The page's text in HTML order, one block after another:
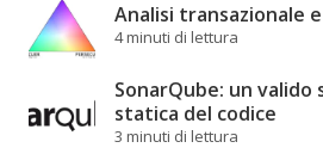
Analisi transazionale
4 minuti di lettura
SonarQube: un
statica del codice
3 minuti di lettura